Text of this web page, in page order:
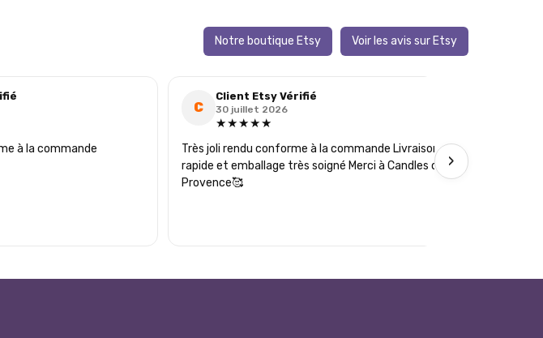
Notre boutique Etsy Voir les avis sur Etsy
à la commande
C
Client Etsy Vérifié
30 juillet 2026
★★★★★
Très joli rendu conforme à la commande Livraison
rapide et emballage très soigné Merci à Candles of
Provence🥰
›